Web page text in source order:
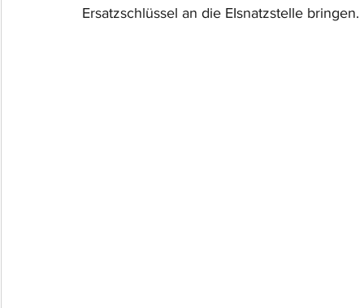
Ersatzschlüssel an die EIsnatzstelle bringen.